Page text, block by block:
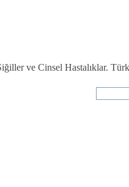
ve Cinsel Hastalıklar.